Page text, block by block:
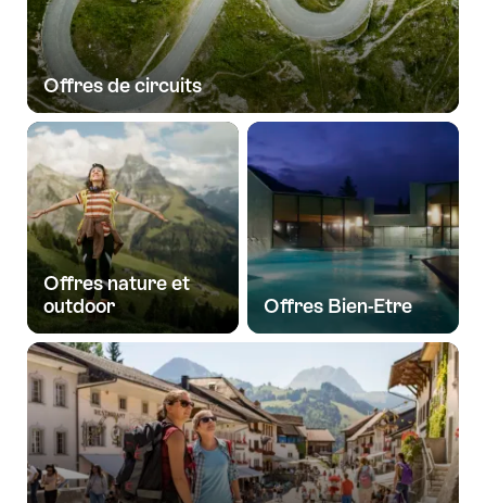
Offres de circuits
Offres nature et
outdoor
Offres Bien-Etre